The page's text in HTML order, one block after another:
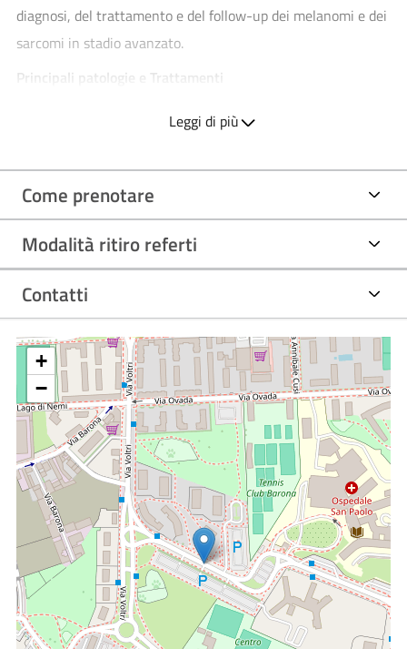
diagnosi, del trattamento e del follow-up dei melanomi e dei
sarcomi in stadio avanzato.
Principali patologie e Trattamenti
Sarcomi dei tessuti molli.Leggi di più
Come prenotare
Modalità ritiro referti
Contatti
+
−